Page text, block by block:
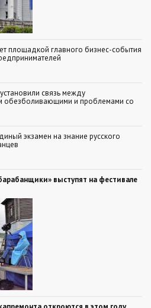
площадкой главного бизнес-события
связь между
обезболивающими и проблемами со
экзамен на знание русского
выступят на фестивале